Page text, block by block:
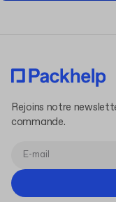
Rejoins notre
commande.